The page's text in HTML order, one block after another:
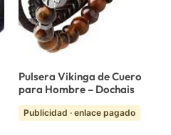
Pulsera Vikinga de Cuero
para Hombre – Dochais
Publicidad · enlace pagado